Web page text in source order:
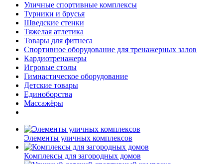
Уличные спортивные комплексы
Турники и брусья
Шведские стенки
Тяжелая атлетика
Товары для фитнеса
Спортивное оборудование для тренажерных залов
Кардиотренажеры
Игровые столы
Гимнастическое оборудование
Детские товары
Единоборства
Массажёры
Элементы уличных комплексов
Комплексы для загородных домов